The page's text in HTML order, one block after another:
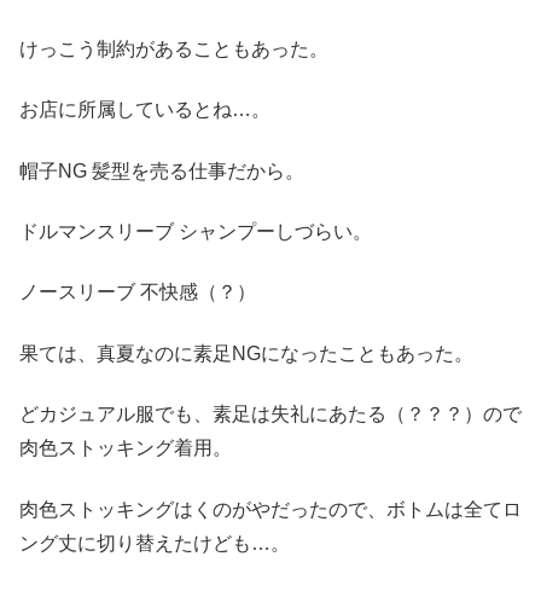
けっこう制約があることもあった。
お店に所属しているとね…。
帽子NG 髪型を売る仕事だから。
ドルマンスリーブ シャンプーしづらい。
ノースリーブ 不快感（？）
果ては、真夏なのに素足NGになったこともあった。
どカジュアル服でも、素足は失礼にあたる（？？？）ので
肉色ストッキング着用。
肉色ストッキングはくのがやだったので、ボトムは全てロ
ング丈に切り替えたけども…。